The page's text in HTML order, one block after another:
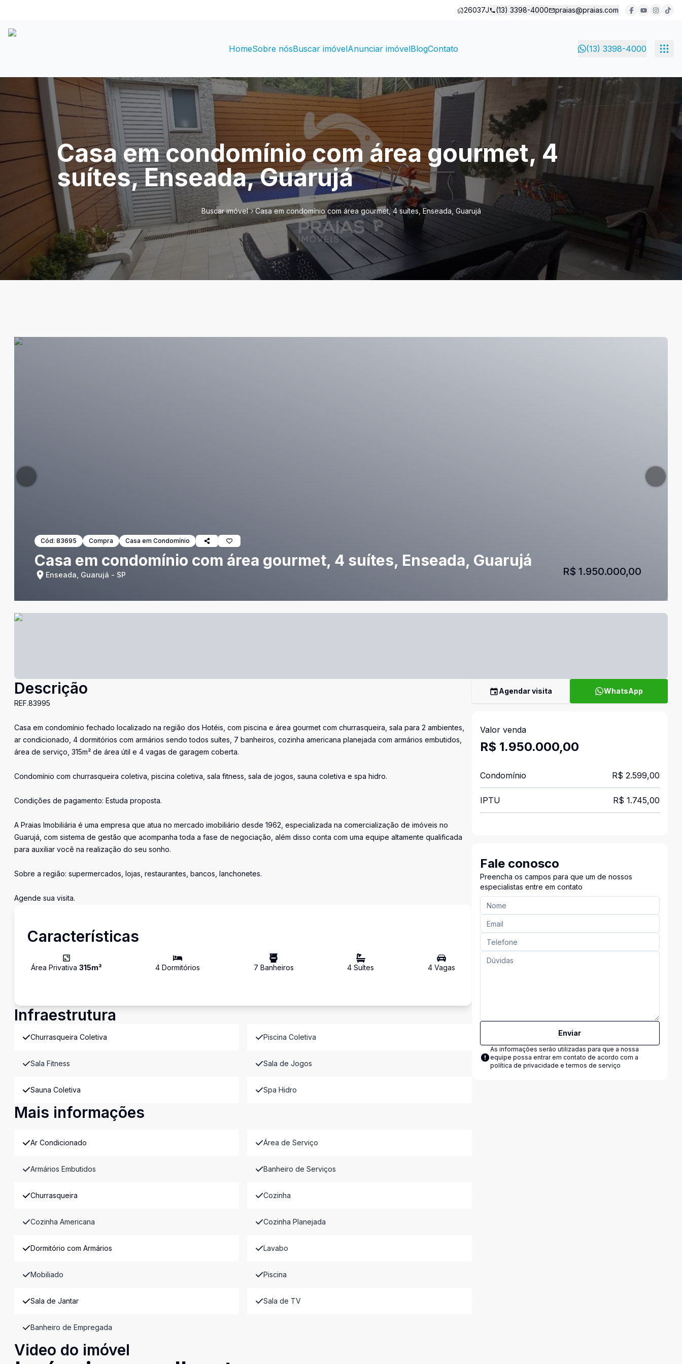
26037J (13) 3398-4000 praias@praias.com
HomeSobre nósBuscar imóvelAnunciar imóvelBlogContato (13) 3398-4000
Casa em condomínio com área gourmet, 4
suítes, Enseada, Guarujá
Buscar imóvel Casa em condomínio com área gourmet, 4 suítes, Enseada, Guarujá
Cód: 83695 Compra Casa em Condomínio
Casa em condomínio com área gourmet, 4 suítes, Enseada, Guarujá
Enseada, Guarujá - SP R$ 1.950.000,00
Descrição
REF.83995
Casa em condomínio fechado localizado na região dos Hotéis, com piscina e área gourmet com churrasqueira, sala para 2 ambientes,
ar condicionado, 4 dormitórios com armários sendo todos suítes, 7 banheiros, cozinha americana planejada com armários embutidos,
área de serviço, 315m² de área útil e 4 vagas de garagem coberta.
Condomínio com churrasqueira coletiva, piscina coletiva, sala fitness, sala de jogos, sauna coletiva e spa hidro.
Condições de pagamento: Estuda proposta.
A Praias Imobiliária é uma empresa que atua no mercado imobiliário desde 1962, especializada na comercialização de imóveis no
Guarujá, com sistema de gestão que acompanha toda a fase de negociação, além disso conta com uma equipe altamente qualificada
para auxiliar você na realização do seu sonho.
Sobre a região: supermercados, lojas, restaurantes, bancos, lanchonetes.
Agende sua visita.
Características
Área Privativa 315m² 4 Dormitórios 7 Banheiros 4 Suítes 4Vagas
Infraestrutura
Churrasqueira Coletiva Piscina Coletiva
Sala Fitness Sala de Jogos
Sauna Coletiva Spa Hidro
Mais informações
Ar Condicionado Área de Serviço
Armários Embutidos Banheiro de Serviços
Churrasqueira Cozinha
Cozinha Americana Cozinha Planejada
Dormitório com Armários Lavabo
Mobiliado Piscina
Sala de Jantar Sala de TV
Banheiro de Empregada
Video do imóvel
Agendar visita WhatsApp
Valor venda
R$ 1.950.000,00
Condomínio R$ 2.599,00
IPTU R$ 1.745,00
Fale conosco
Preencha os campos para que um de nossos
especialistas entre em contato
Enviar
As informações serão utilizadas para que a nossa
equipe possa entrar em contato de acordo com a
política de privacidade e termos de serviço